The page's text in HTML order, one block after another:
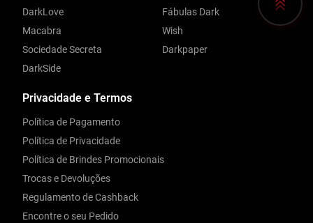
Privacidade e Termos
Política de Pagamento
Política de Privacidade
Política de Brindes Promocionais
Trocas e Devoluções
Regulamento de Cashback
Encontre o seu Pedido
DarkLove
Macabra
Sociedade Secreta
DarkSide
Fábulas Dark
Wish
Darkpaper